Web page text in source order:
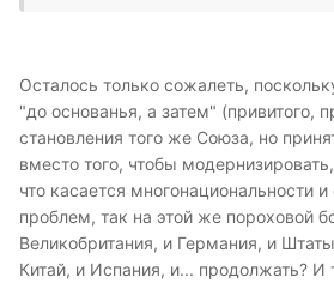
Осталось только сожалеть,
"до основанья, а затем" (привитого,
становления того же Союза, но
вместо того, чтобы
что касается многонациональности
проблем, так на этой же пороховой
Великобритания, и Германия, и
Китай, и Испания, и... продолжать? И